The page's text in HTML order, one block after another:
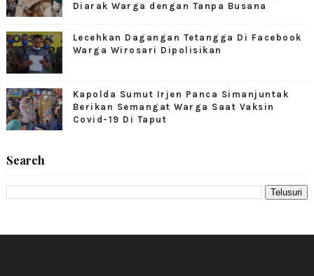
Diarak Warga dengan Tanpa Busana
Lecehkan Dagangan Tetangga Di Facebook
Warga Wirosari Dipolisikan
Kapolda Sumut Irjen Panca Simanjuntak
Berikan Semangat Warga Saat Vaksin
Covid-19 Di Taput
Search